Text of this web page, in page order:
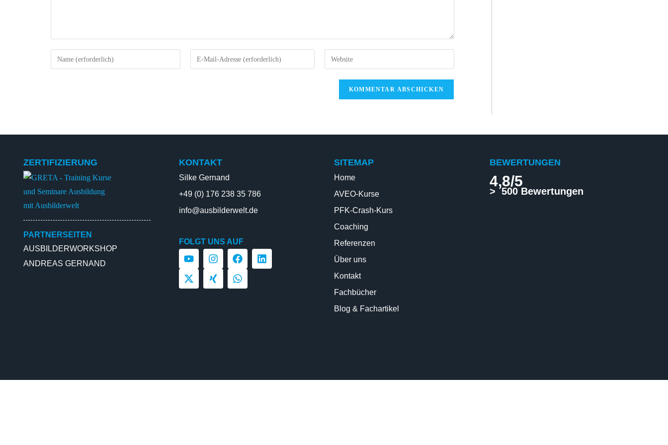
ZERTIFIZIERUNG
PARTNERSEITEN
AUSBILDERWORKSHOP
ANDREAS GERNAND
KONTAKT
Silke Gernand
+49 (0) 176 238 35 786
info@ausbilderwelt.de
FOLGT UNS AUF
SITEMAP
Home
AVEO-Kurse
PFK-Crash-Kurs
Coaching
Referenzen
Über uns
Kontakt
Fachbücher
Blog & Fachartikel
BEWERTUNGEN
4,8/5
> 500 Bewertungen